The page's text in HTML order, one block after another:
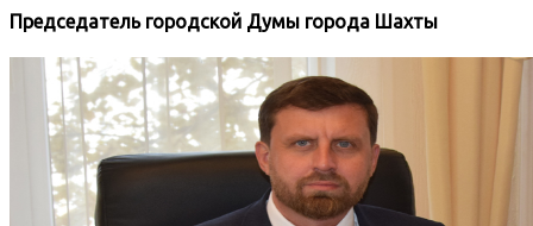
Председатель городской Думы города Шахты